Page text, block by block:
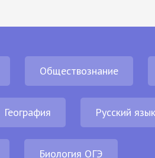
Обществознание
География Русский
Биология ОГЭ